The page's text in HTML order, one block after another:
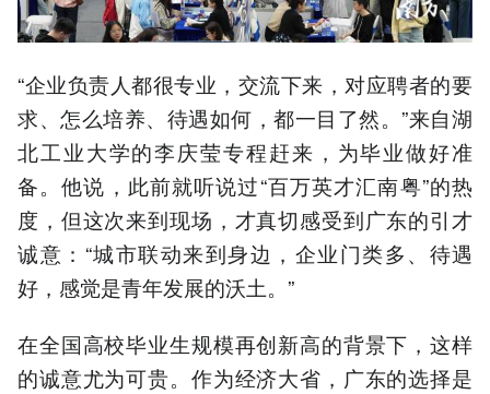
“企业负责人都很专业，交流下来，对应聘者的要
求、怎么培养、待遇如何，都一目了然。”来自湖
北工业大学的李庆莹专程赶来，为毕业做好准
备。他说，此前就听说过“百万英才汇南粤”的热
度，但这次来到现场，才真切感受到广东的引才
诚意：“城市联动来到身边，企业门类多、待遇
好，感觉是青年发展的沃土。”
在全国高校毕业生规模再创新高的背景下，这样
的诚意尤为可贵。作为经济大省，广东的选择是